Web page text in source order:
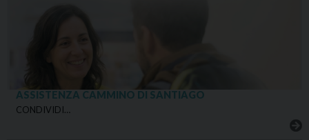
ASSISTENZA CAMMINO DI SANTIAGO
CONDIVIDI…